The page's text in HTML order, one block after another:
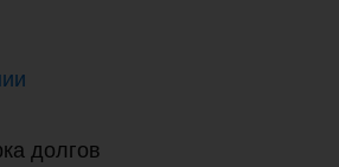
долгов